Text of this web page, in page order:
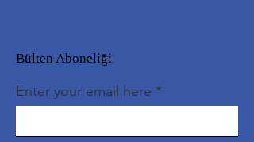
Bülten Aboneliği
Enter your email here